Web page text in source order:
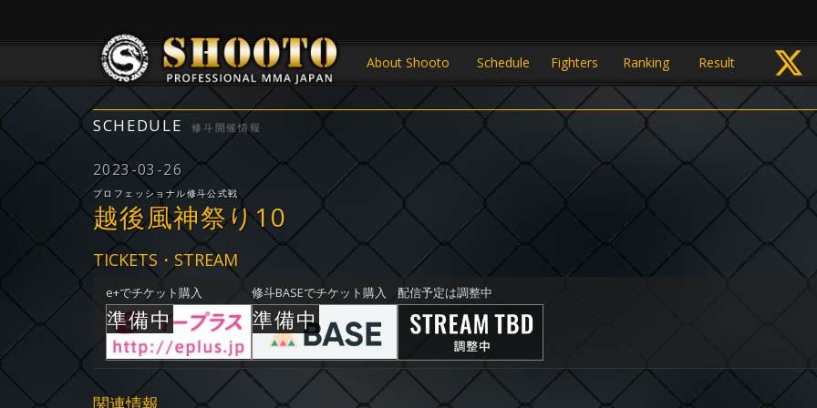
About Shooto Schedule Fighters Ranking Result
SCHEDULE 修斗開催情報
2023-03-26
プロフェッショナル修斗公式戦
越後風神祭り10
TICKETS・STREAM
e+でチケット購入 修斗BASEでチケット購入 配信予定は調整中
関連情報